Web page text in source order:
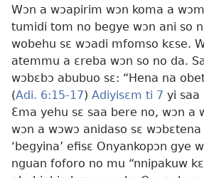
Wɔn a wɔapirim wɔn koma a
tumidi tom no begye wɔn ani so
wobehu sɛ wɔadi mfomso kɛse.
atemmu a ɛreba wɔn so no da.
wɔbɛbɔ abubuo sɛ: “Hena na
(Adi. 6:15-17) Adiyisɛm ti 7 yi saa
Ɛma yehu sɛ saa bere no, wɔn a
wɔn a wɔwɔ anidaso sɛ
‘begyina’ efisɛ Onyankopɔn gye
nguan foforo no mu “nnipakuw